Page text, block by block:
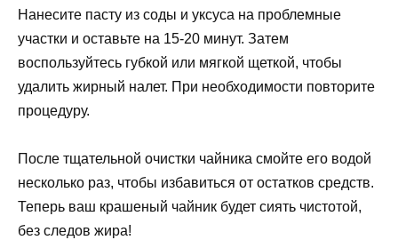
Нанесите пасту из соды и уксуса на проблемные
участки и оставьте на 15-20 минут. Затем
воспользуйтесь губкой или мягкой щеткой, чтобы
удалить жирный налет. При необходимости повторите
процедуру.
После тщательной очистки чайника смойте его водой
несколько раз, чтобы избавиться от остатков средств.
Теперь ваш крашеный чайник будет сиять чистотой,
без следов жира!